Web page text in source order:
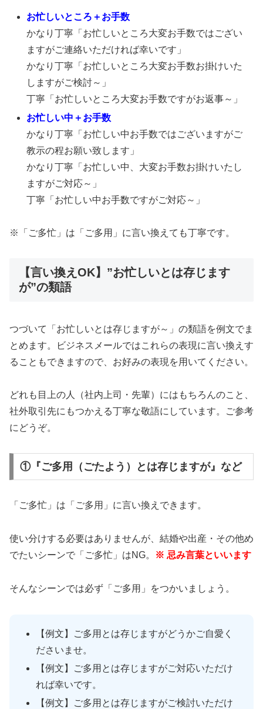
お忙しいところ＋お手数
かなり丁寧「お忙しいところ大変お手数ではござい
ますがご連絡いただければ幸いです」
かなり丁寧「お忙しいところ大変お手数お掛けいた
しますがご検討～」
丁寧「お忙しいところ大変お手数ですがお返事～」
お忙しい中＋お手数
かなり丁寧「お忙しい中お手数ではございますがご
教示の程お願い致します」
かなり丁寧「お忙しい中、大変お手数お掛けいたし
ますがご対応～」
丁寧「お忙しい中お手数ですがご対応～」
※「ご多忙」は「ご多用」に言い換えても丁寧です。
【言い換えOK】”お忙しいとは存じます
が”の類語
つづいて「お忙しいとは存じますが～」の類語を例文でま
とめます。ビジネスメールではこれらの表現に言い換えす
ることもできますので、お好みの表現を用いてください。
どれも目上の人（社内上司・先輩）にはもちろんのこと、
社外取引先にもつかえる丁寧な敬語にしています。ご参考
にどうぞ。
①『ご多用（ごたよう）とは存じますが』など
「ご多忙」は「ご多用」に言い換えできます。
使い分けする必要はありませんが、結婚や出産・その他め
でたいシーンで「ご多忙」はNG。
※ 忌み言葉といいます
そんなシーンでは必ず「ご多用」をつかいましょう。
【例文】ご多用とは存じますがどうかご自愛く
ださいませ。
【例文】ご多用とは存じますがご対応いただけ
れば幸いです。
【例文】ご多用とは存じますがご検討いただけ